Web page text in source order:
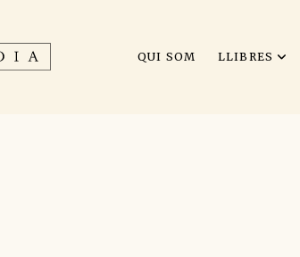
QUI SOM LLIBRES